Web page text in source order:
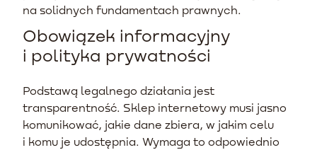
na solidnych fundamentach prawnych.
Obowiązek informacyjny
i polityka prywatności
Podstawą legalnego działania jest
transparentność. Sklep internetowy musi jasno
komunikować, jakie dane zbiera, w jakim celu
i komu je udostępnia. Wymaga to odpowiednio